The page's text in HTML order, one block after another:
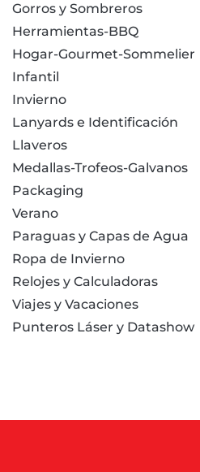
Gorros y Sombreros
Herramientas-BBQ
Hogar-Gourmet-Sommelier
Infantil
Invierno
Lanyards e Identificación
Llaveros
Medallas-Trofeos-Galvanos
Packaging
Verano
Paraguas y Capas de Agua
Ropa de Invierno
Relojes y Calculadoras
Viajes y Vacaciones
Punteros Láser y Datashow